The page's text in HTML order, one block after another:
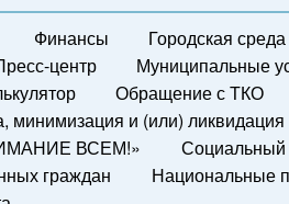
Финансы Городская среда
центр Муниципальные
Обращение с ТКО
минимизация и (или)
ВСЕМ!»
Социальный
граждан
Национальные